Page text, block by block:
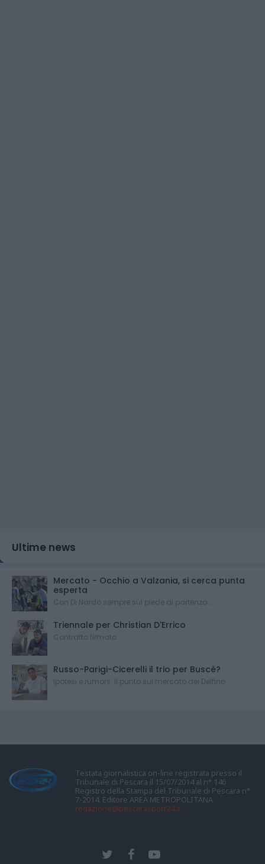
Ultime news
Mercato - Occhio a Valzania, si cerca punta
esperta
Con Di Nardo sempre sul piede di partenza...
Triennale per Christian D'Errico
Contratto firmato
Russo-Parigi-Cicerelli il trio per Buscè?
Ipotesi e rumors: il punto sul mercato del Delfino
Testata giornalistica on-line registrata presso il
Tribunale di Pescara il 15/07/2014 al n° 146
Registro della Stampa del Tribunale di Pescara n°
7-2014. Editore AREA METROPOLITANA
redazione@pescarasport24.it